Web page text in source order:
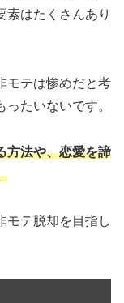
素はたくさんあり
モテは惨めだと考
たいないです。
方法や、恋愛を諦
モテ脱却を目指し